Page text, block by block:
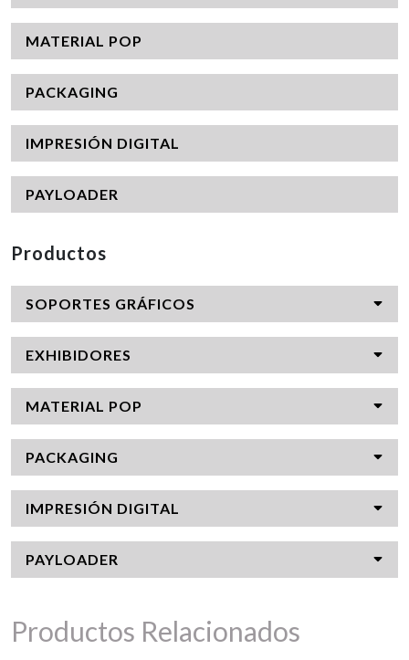
MATERIAL POP
PACKAGING
IMPRESIÓN DIGITAL
PAYLOADER
Productos
SOPORTES GRÁFICOS
EXHIBIDORES
MATERIAL POP
PACKAGING
IMPRESIÓN DIGITAL
PAYLOADER
Productos Relacionados